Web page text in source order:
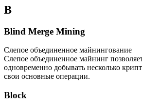
B
Blind Merge Mining
Слепое объединенное майнингование
Слепое объединенное майнинг
одновременно добывать несколько
свои основные операции.
Block